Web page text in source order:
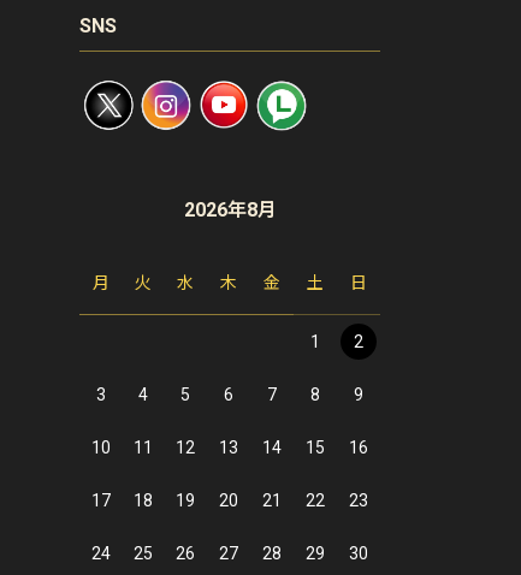
SNS
2026年8月
月 火 水 木 金 土 日
1 2
3 4 5 6 7 8 9
10 11 12 13 14 15 16
17 18 19 20 21 22 23
24 25 26 27 28 29 30